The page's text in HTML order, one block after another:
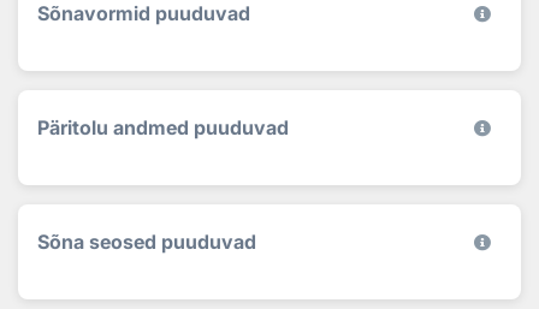
Sõnavormid puuduvad
Päritolu andmed puuduvad
Sõna seosed puuduvad